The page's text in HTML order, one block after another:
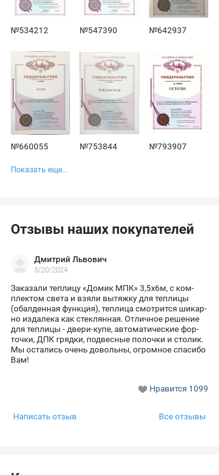
№534212 №547390 №642937
№660055 №753844 №793907
№797791 №815976
Показать еще...
Отзывы наших покупателей
Дмитрий Львович
5/20/2024
За­ка­за­ли теп­ли­цу «Домик МПК» 3,5х6м, с ком­
плек­том света и взяли вы­тяж­ку для теп­ли­цы
(обал­ден­ная функ­ция), теп­ли­ца смот­рит­ся ши­кар­
но из­да­ле­ка как стек­лян­ная. От­лич­ное ре­ше­ние
для теп­ли­цы - двери-​купе, ав­то­ма­ти­че­ские фор­
точ­ки, ДПК гряд­ки, под­вес­ные по­лоч­ки и сто­лик.
Мы оста­лись очень до­воль­ны, огром­ное спа­си­бо
Вам!
Нравится 1099
Написать отзыв Все отзывы